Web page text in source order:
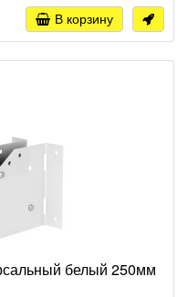
В корзину
белый 250мм